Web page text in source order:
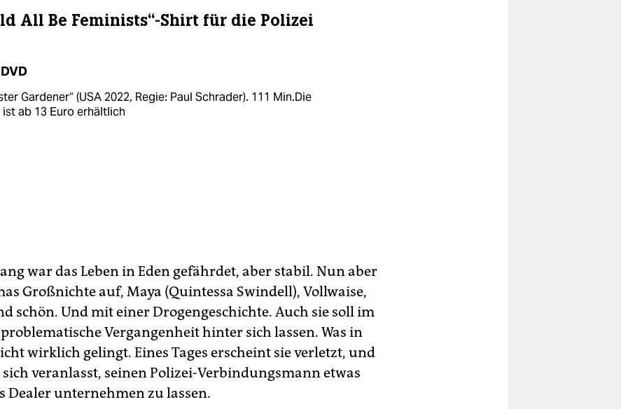
All Be Feminists“-Shirt für die Polizei
Gardener“ (USA 2022, Regie: Paul Schrader). 111 Min.Die
ist ab 13 Euro erhältlich
war das Leben in Eden gefährdet, aber stabil. Nun aber
Großnichte auf, Maya (Quintessa Swindell), Vollwaise,
schön. Und mit einer Drogengeschichte. Auch sie soll im
Vergangenheit hinter sich lassen. Was in
wirklich gelingt. Eines Tages erscheint sie verletzt, und
veranlasst, seinen Polizei-Verbindungsmann etwas
Dealer unternehmen zu lassen.